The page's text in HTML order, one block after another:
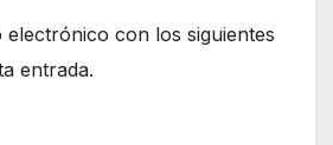
con los siguientes
entrada.